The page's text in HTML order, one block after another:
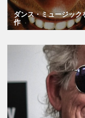
ダンス・ミュージック
作